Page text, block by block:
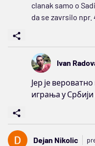
clanak samo o
da se zavrsilo npr.
Ivan
Јер је
играња у
Dejan Nikolic